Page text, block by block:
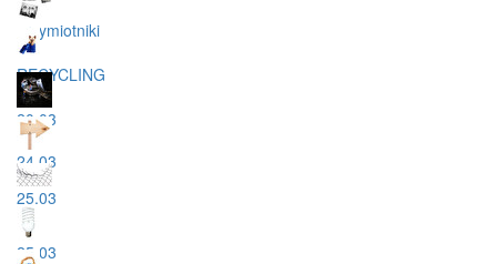
przymiotniki
RECYCLING
20.03
24.03
25.03
25.03